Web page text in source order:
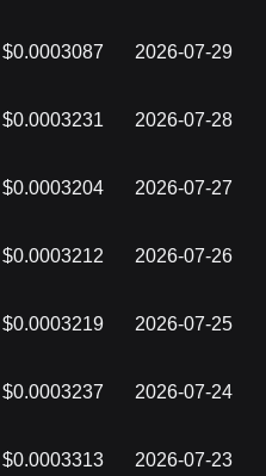
2026-07-29
$0.0003087
2026-07-28
$0.0003231
2026-07-27
$0.0003204
2026-07-26
$0.0003212
2026-07-25
$0.0003219
2026-07-24
$0.0003237
2026-07-23
$0.0003313